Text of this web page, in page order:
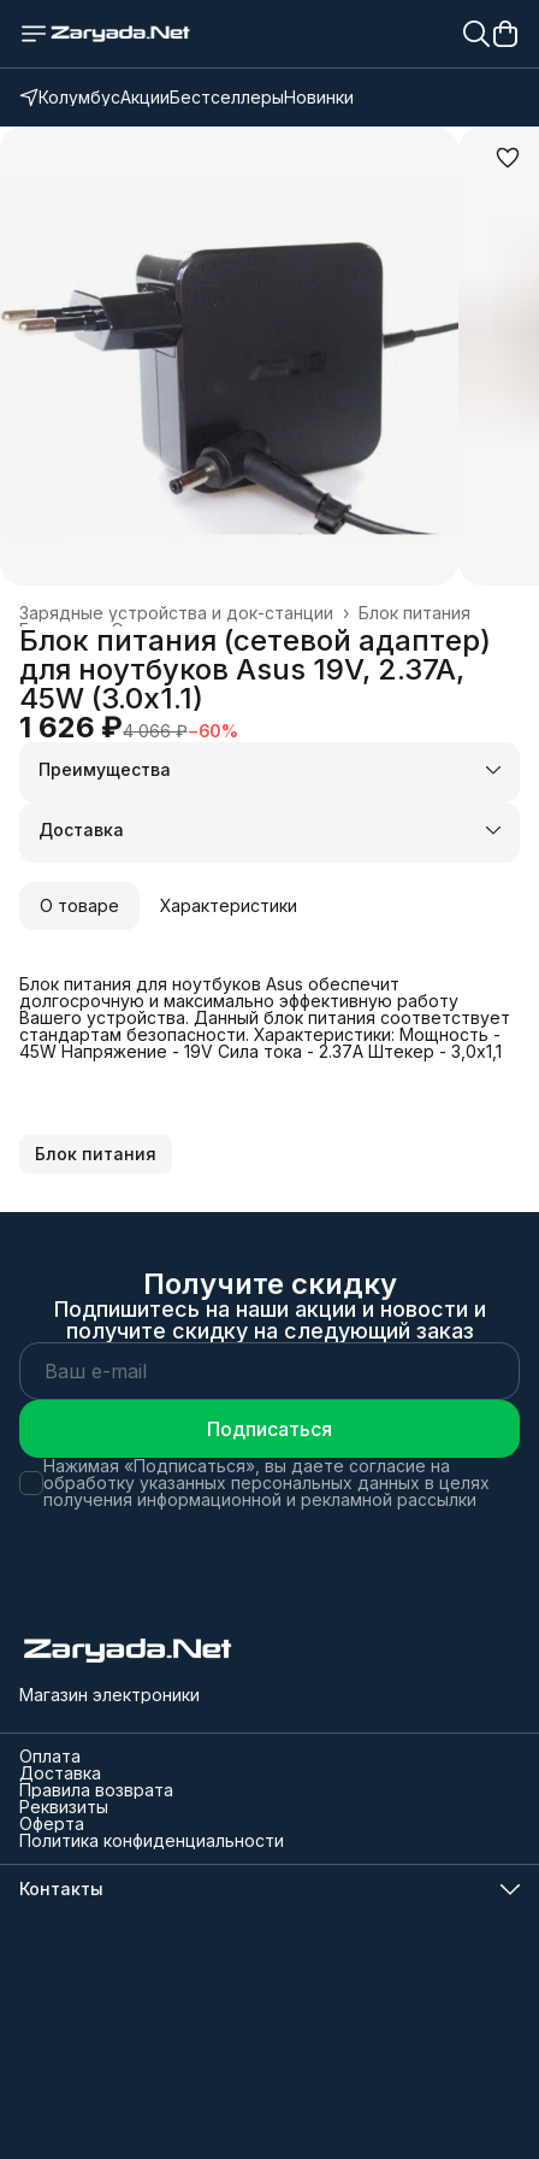
КолумбусАкцииБестселлерыНовинки
Блок питания
Зарядные устройства и док-станции ›
Электроника
›
Главная
Блок питания (сетевой адаптер)
для ноутбуков Asus 19V, 2.37A,
45W (3.0x1.1)
1 626 ₽4 066 ₽−60%
Преимущества
Оплата частями в Сплит
Удобный возврат
Доставка
О товаре Характеристики
Блок питания для ноутбуков Asus обеспечит
долгосрочную и максимально эффективную работу
Вашего устройства. Данный блок питания соответствует
стандартам безопасности. Характеристики: Мощность -
45W Напряжение - 19V Сила тока - 2.37A Штекер - 3,0x1,1
Блок питания
Получите скидку
Подпишитесь на наши акции и новости и
получите скидку на следующий заказ
Подписаться
Нажимая «Подписаться», вы даете согласие на
обработку указанных персональных данных в целях
получения информационной и рекламной рассылки
Магазин электроники
Оплата
Доставка
Правила возврата
Реквизиты
Оферта
Политика конфиденциальности
Контакты